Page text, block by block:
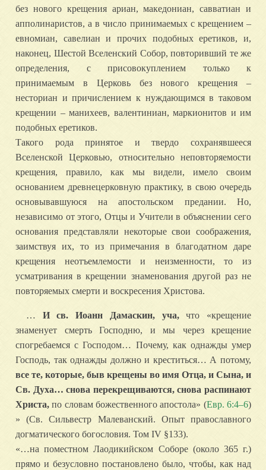
без нового крещения ариан, македониан, савватиан и
апполинаристов, а в число принимаемых с крещением –
евномиан, савелиан и прочих подобных еретиков, и,
наконец, Шестой Вселенский Собор, повторивший те же
определения, с присовокуплением только к
принимаемым в Церковь без нового крещения –
несториан и причислением к нуждающимся в таковом
крещении – манихеев, валентиниан, маркионитов и им
подобных еретиков.
Такого рода принятое и твердо сохранявшееся
Вселенской Церковью, относительно неповторяемости
крещения, правило, как мы видели, имело своим
основанием древнецерковную практику, в свою очередь
основывавшуюся на апостольском предании. Но,
независимо от этого, Отцы и Учители в объяснении сего
основания представляли некоторые свои соображения,
заимствуя их, то из примечания в благодатном даре
крещения неотъемлемости и неизменности, то из
усматривания в крещении знаменования другой раз не
повторяемых смерти и воскресения Христова.
… И св. Иоанн Дамаскин, уча,что «крещение
знаменует смерть Господню, и мы через крещение
спогребаемся с Господом… Почему, как однажды умер
Господь, так однажды должно и креститься… А потому,
все те, которые, быв крещены во имя Отца, и Сына, и
Св. Духа… снова перекрещиваются, снова распинают
Христа, по словам божественного апостола» (Евр. 6:4–6)
» (Св. Сильвестр Малеванский. Опыт православного
догматического богословия. Том IV §133).
«…на поместном Лаодикийском Соборе (около 365 г.)
прямо и безусловно постановлено было, чтобы, как над